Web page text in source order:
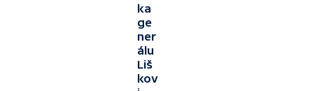
ka
ge
ner
álu
Liš
kov